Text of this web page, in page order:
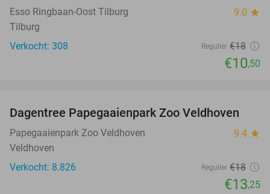
Esso Ringbaan-Oost Tilburg 9.0 star
Tilburg
Verkocht: 308
Regulier €18
€10,50
26%
Dagentree Papegaaienpark Zoo Veldhoven
Papegaaienpark Zoo Veldhoven 9.4 star
Veldhoven
Verkocht: 8.826
Regulier €18
€13,25